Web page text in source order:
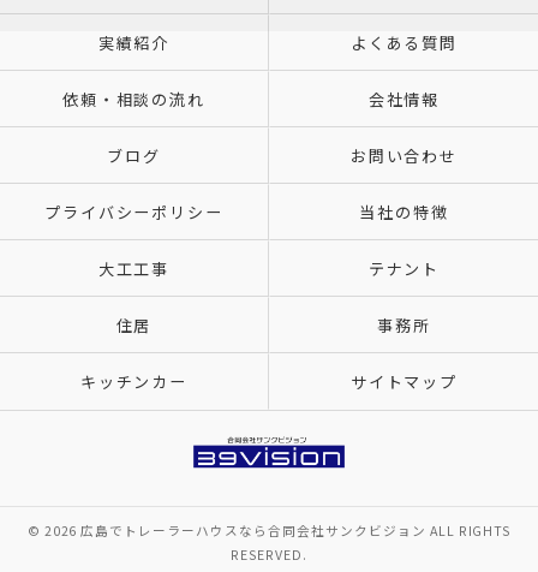
実績紹介 よくある質問
依頼・相談の流れ 会社情報
ブログ お問い合わせ
プライバシーポリシー 当社の特徴
大工工事 テナント
住居 事務所
キッチンカー サイトマップ
© 2026 広島でトレーラーハウスなら合同会社サンクビジョン ALL RIGHTS
RESERVED.